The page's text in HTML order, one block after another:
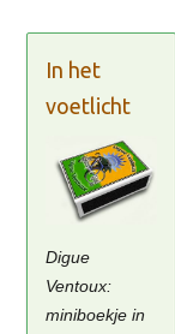
In het
voetlicht
Digue
Ventoux:
miniboekje in